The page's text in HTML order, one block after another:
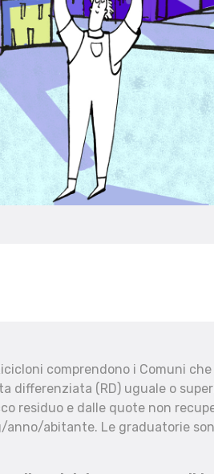
comprendono i Comuni
differenziata (RD) uguale o
residuo e dalle quote non
anno/abitante. Le graduatorie